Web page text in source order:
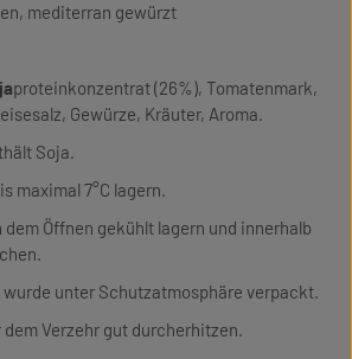
mediterran gewürzt
proteinkonzentrat (26%), Tomatenmark,
Gewürze, Kräuter, Aroma.
Soja.
maximal 7°C lagern.
dem Öffnen gekühlt lagern und innerhalb
wurde unter Schutzatmosphäre verpackt.
dem Verzehr gut durcherhitzen.